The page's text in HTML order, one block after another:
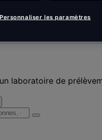
laboratoire de
Personnaliser les paramètres